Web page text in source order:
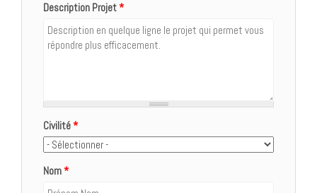
Description Projet*
Civilité*
Nom*